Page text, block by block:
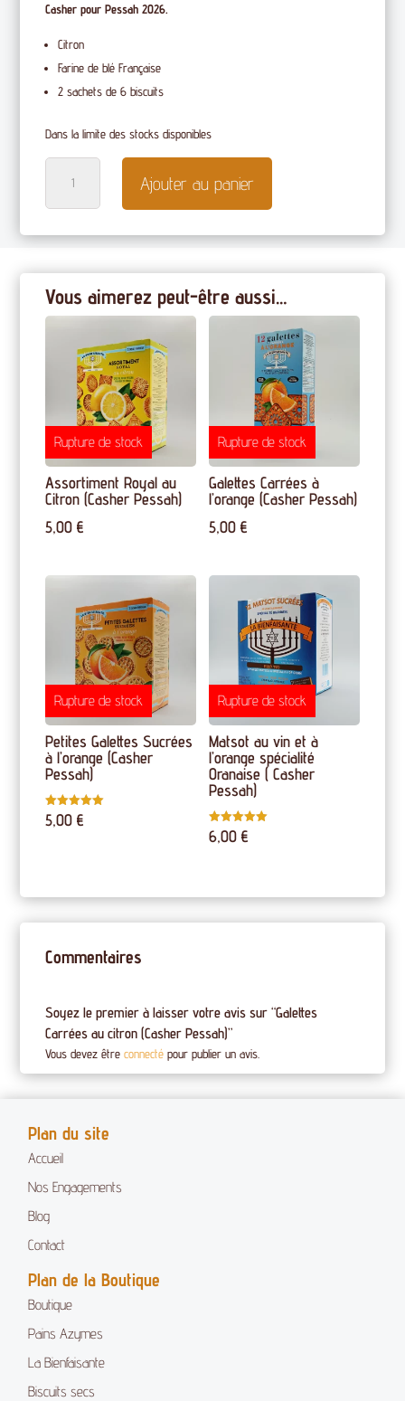
Casher pour Pessah 2026.
Citron
Farine de blé Française
2 sachets de 6 biscuits
Dans la limite des stocks disponibles
Galettes
citron
(Casher
Pessah)
Ajouter au panier
Vous aimerez peut-être aussi…
Rupture de stock
Assortiment Royal au
Citron (Casher Pessah)
5,00€
Rupture de stock
Galettes Carrées à
l’orange (Casher Pessah)
5,00 €
Rupture de stock
Petites Galettes Sucrées
à l’orange (Casher
Pessah)
Note
5.00
5,00€
Rupture de stock
Matsot au vin et à
l’orange spécialité
Oranaise ( Casher
Pessah)
Note
5.00
6,00 €
Commentaires
Soyez le premier à laisser votre avis sur “Galettes
Carrées au citron (Casher Pessah)”
Vous devez êtreconnecté pour publier un avis.
Plan du site
Accueil
Nos Engagements
Blog
Contact
Plan de la Boutique
Boutique
Pains Azymes
La Bienfaisante
Biscuits secs